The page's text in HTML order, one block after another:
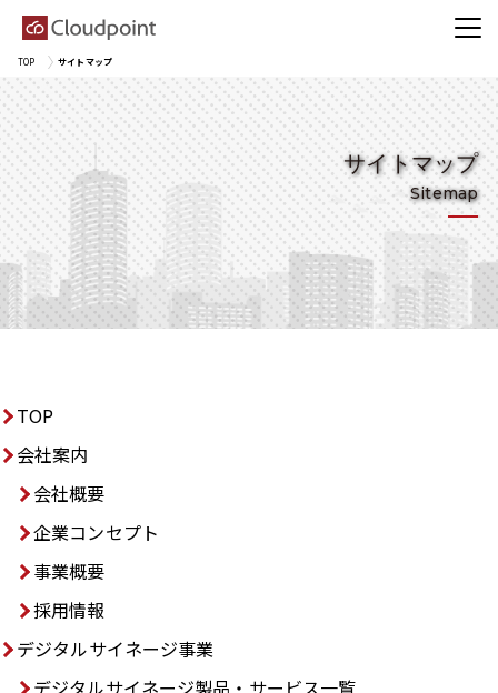
TOP サイトマップ
サイトマップ
Sitemap
TOP
会社案内
会社概要
企業コンセプト
事業概要
採用情報
デジタルサイネージ事業